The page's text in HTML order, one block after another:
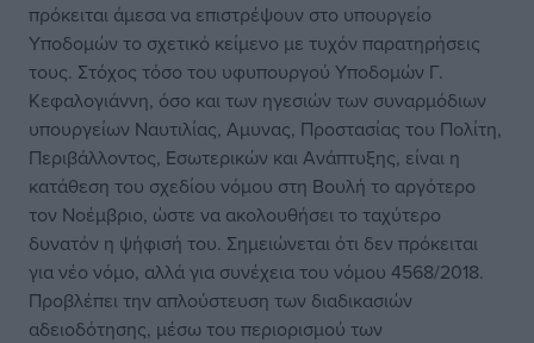
πρόκειται άμεσα να επιστρέψουν στο υπουργείο
Υποδομών το σχετικό κείμενο με τυχόν παρατηρήσεις
τους. Στόχος τόσο του υφυπουργού Υποδομών Γ.
Κεφαλογιάννη, όσο και των ηγεσιών των συναρμόδιων
υπουργείων Ναυτιλίας, Αμυνας, Προστασίας του Πολίτη,
Περιβάλλοντος, Εσωτερικών και Ανάπτυξης, είναι η
κατάθεση του σχεδίου νόμου στη Βουλή το αργότερο
τον Νοέμβριο, ώστε να ακολουθήσει το ταχύτερο
δυνατόν η ψήφισή του. Σημειώνεται ότι δεν πρόκειται
για νέο νόμο, αλλά για συνέχεια του νόμου 4568/2018.
Προβλέπει την απλούστευση των διαδικασιών
αδειοδότησης, μέσω του περιορισμού των